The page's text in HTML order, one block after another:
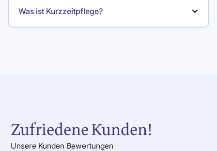
Was ist Kurzzeitpflege?
Zufriedene Kunden!
Unsere Kunden Bewertungen